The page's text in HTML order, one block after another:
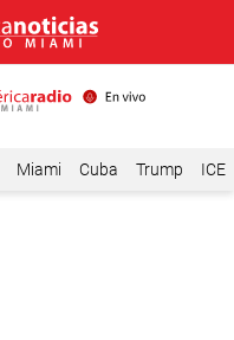
Miami Cuba Trump ICE